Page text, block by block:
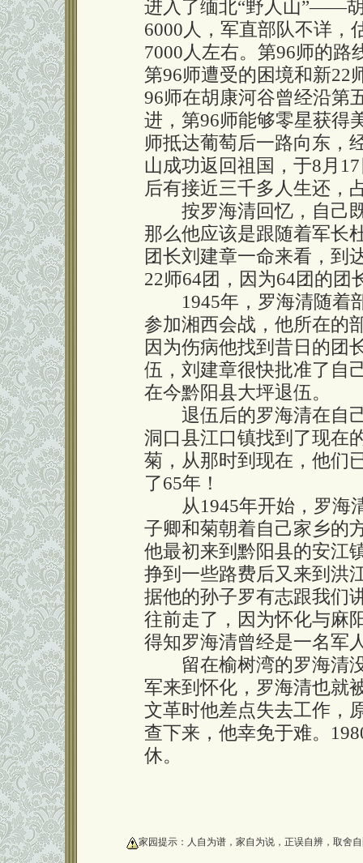
进入了缅北“野人山”——
6000人，军直部队不详，
7000人左右。第96师的路
第96师遭受的困境和新22
96师在胡康河谷曾经沿第
进，第96师能够零星获得
师抵达葡萄后一路向东，
山成功返回祖国，于8月
后有接近三千多人生还，
按罗海清回忆，自己既
那么他应该是跟随着军长
团长刘建章一命来看，到
22师64团，因为64团的团
1945年，罗海清随着
参加湘西会战，他所在的
因为伤病他找到昔日的团
伍，刘建章很快批准了自
在今黔阳县大坪退伍。
退伍后的罗海清在自
洞口县江口镇找到了现在
菊，从那时到现在，他们
了65年！
从1945年开始，罗海
子卿和菊朝着自己家乡的
他最初来到黔阳县的安江
挣到一些路费后又来到洪
据他的孙子罗有志跟我们
往前走了，因为怀化与麻
得知罗海清曾经是一名军
留在榆树湾的罗海清没
军来到怀化，罗海清也就
文革时他差点失去工作，
查下来，他幸免于难。
休。
家园提示：人自为谱，家自为说，正误自辨，取舍